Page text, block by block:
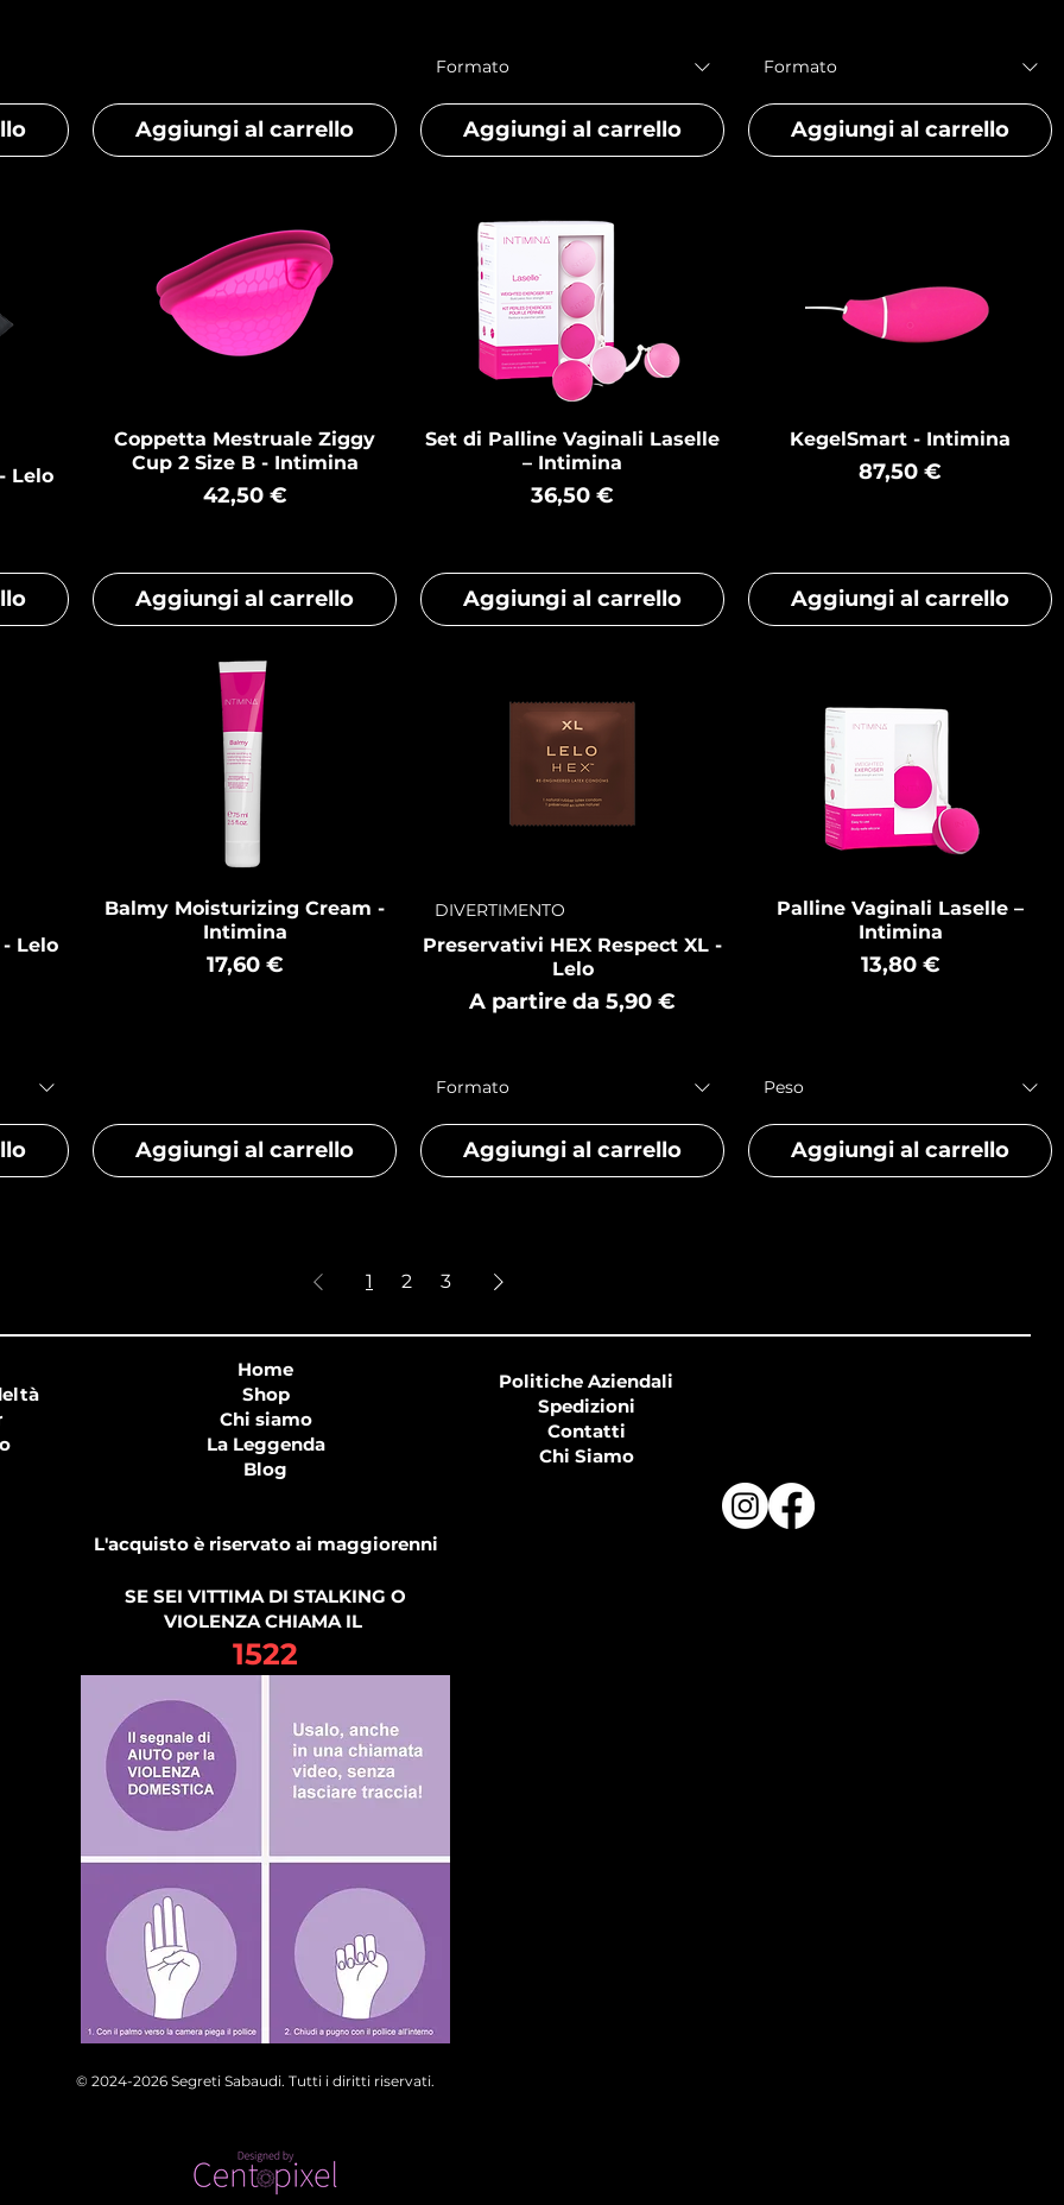
Aggiungi al carrello
Formato
Aggiungi al carrello
Formato
Aggiungi al carrello
Lelo
Coppetta Mestruale Ziggy
Cup 2 Size B - Intimina
Prezzo
42,50 €
Aggiungi al carrello
Set di Palline Vaginali Laselle
– Intimina
Prezzo
36,50 €
Aggiungi al carrello
KegelSmart - Intimina
Prezzo
87,50 €
Aggiungi al carrello
Lelo
Balmy Moisturizing Cream -
Intimina
Prezzo
17,60 €
Aggiungi al carrello
DIVERTIMENTO
Preservativi HEX Respect XL -
Lelo
A partire da 5,90 €
Prezzo scontato
Formato
Aggiungi al carrello
Palline Vaginali Laselle –
Intimina
Prezzo
13,80 €
Peso
Aggiungi al carrello
1 2 3
Home
Shop
Chi siamo
La Leggenda
Blog
Politiche Aziendali
Spedizioni
Contatti
Chi Siamo
L'acquisto è riservato ai maggiorenni
SE SEI VITTIMA DI STALKING O
VIOLENZA CHIAMA IL
1522
© 2024-2026 Segreti Sabaudi. Tutti i diritti riservati.